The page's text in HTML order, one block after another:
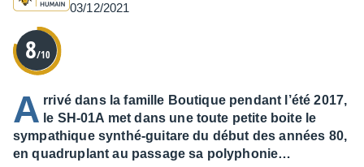
03/12/2021
8/10
A rrivé dans la famille Boutique pendant l’été 2017,
le SH-01A met dans une toute petite boite le
sympathique synthé-guitare du début des années 80,
en quadruplant au passage sa polyphonie…